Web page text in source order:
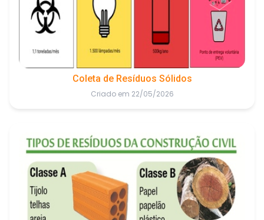
Coleta de Resíduos Sólidos
Criado em 22/05/2026